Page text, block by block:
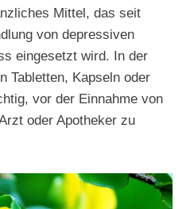
Mittel, das seit
von depressiven
eingesetzt wird. In der
Tabletten, Kapseln oder
vor der Einnahme von
oder Apotheker zu